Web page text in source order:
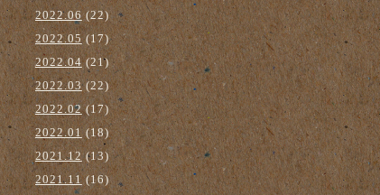
2022.06(22)
2022.05 (17)
2022.04(21)
2022.03(22)
2022.02(17)
2022.01(18)
2021.12 (13)
2021.11(16)